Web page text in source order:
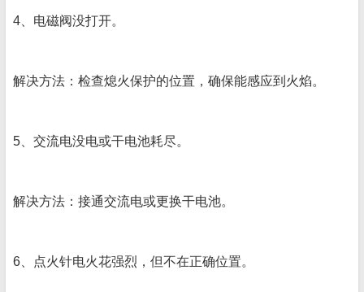
4、电磁阀没打开。
解决方法：检查熄火保护的位置，确保能感应到火焰。
5、交流电没电或干电池耗尽。
解决方法：接通交流电或更换干电池。
6、点火针电火花强烈，但不在正确位置。